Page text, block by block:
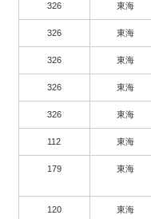
326 東海
326 東海
326 東海
326 東海
326 東海
112 東海
179 東海
120 東海